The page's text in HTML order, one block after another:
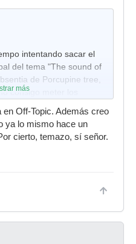
intentando sacar el
del tema "The sound of
de Porcupine tree,
consigo meter los
más
en Off-Topic. Además creo
ya lo mismo hace un
cierto, temazo, sí señor.